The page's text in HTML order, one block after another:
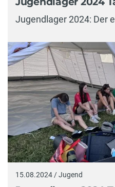
Jugendlager 2024: Der
15.08.2024 / Jugend